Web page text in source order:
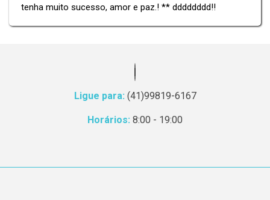
tenha muito sucesso, amor e paz.! ** dddddddd!!
Ligue para: (41)99819-6167
Horários: 8:00 - 19:00